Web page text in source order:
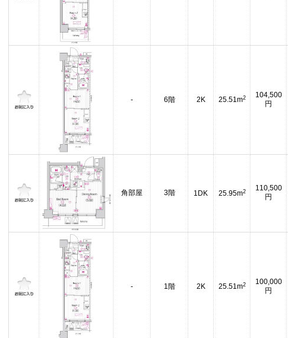
- 6階 2K 25.51m2
104,500
円
角部屋 3階 1DK 25.95m2
110,500
円
- 1階 2K 25.51m2
100,000
円